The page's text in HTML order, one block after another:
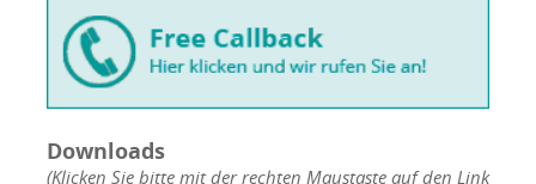
Downloads
(Klicken Sie bitte mit der rechten Maustaste auf den Link